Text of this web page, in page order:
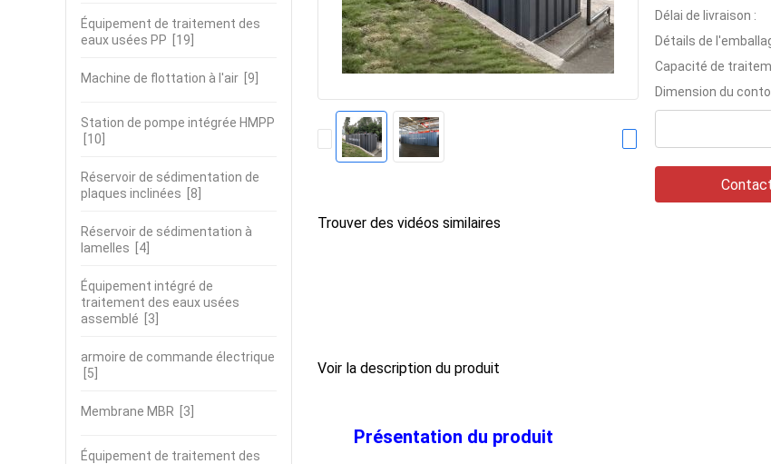
Équipement de traitement des
eaux usées PP [19]
Machine de flottation à l'air [9]
Station de pompe intégrée HMPP
[10]
Réservoir de sédimentation de
plaques inclinées [8]
Réservoir de sédimentation à
lamelles [4]
Équipement intégré de
traitement des eaux usées
assemblé [3]
armoire de commande électrique
[5]
Membrane MBR [3]
Équipement de traitement des
Délai de livraison :
Détails de
Capacité de
Dimension du
Trouver des vidéos similaires
Voir la description du produit
Présentation du produit